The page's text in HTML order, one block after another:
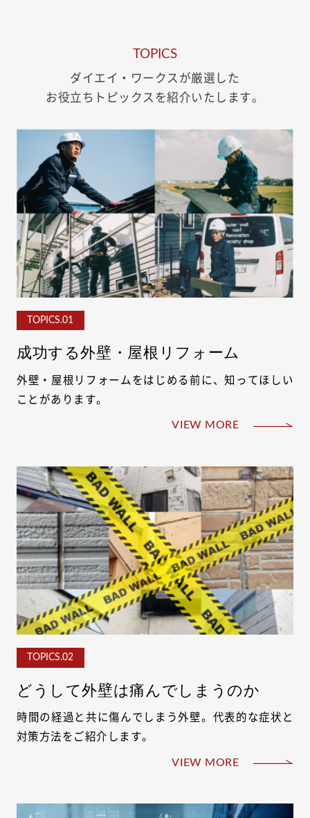
TOPICS
ダイエイ・ワークスが厳選した
お役立ちトピックスを紹介いたします。
TOPICS.01
成功する外壁・屋根リフォーム
外壁・屋根リフォームをはじめる前に、知ってほしい
ことがあります。
VIEW MORE
TOPICS.02
どうして外壁は痛んでしまうのか
時間の経過と共に傷んでしまう外壁。代表的な症状と
対策方法をご紹介します。
VIEW MORE